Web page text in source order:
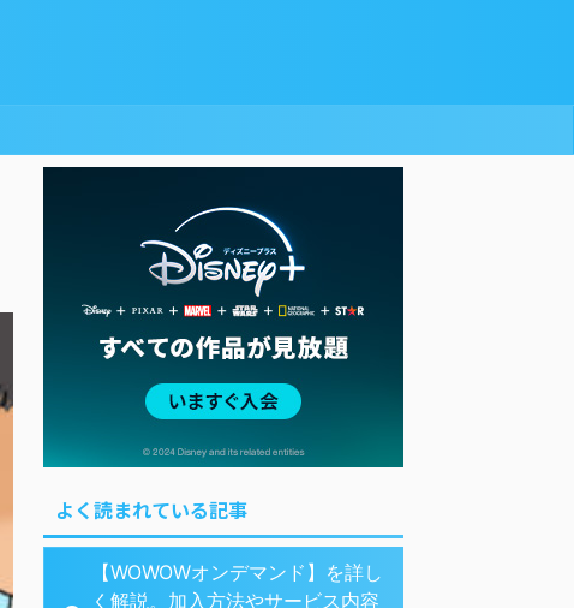
よく読まれている記事
【WOWOWオンデマンド】を詳し
く解説。加入方法やサービス内容